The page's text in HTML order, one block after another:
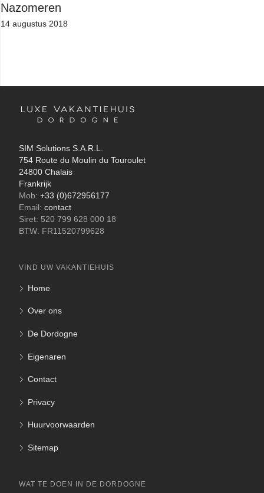
Nazomeren
14 augustus 2018
SIM Solutions S.A.R.L.
754 Route du Moulin du Touroulet
24800 Chalais
Frankrijk
Mob: +33 (0)672956177
Email: contact
Siret: 520 799 628 000 18
BTW: FR11520799628
VIND UW VAKANTIEHUIS
Home
Over ons
De Dordogne
Eigenaren
Contact
Privacy
Huurvoorwaarden
Sitemap
WAT TE DOEN IN DE DORDOGNE